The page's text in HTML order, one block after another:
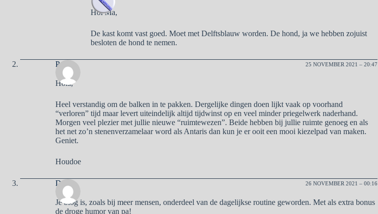
Hoi Ma,
De kast komt vast goed. Moet met Delftsblauw worden. De hond, ja we hebben zojuist
besloten de hond te nemen.
Pa 25 NOVEMBER 2021 – 20:47
Hola,
Heel verstandig om de balken in te pakken. Dergelijke dingen doen lijkt vaak op voorhand
“verloren” tijd maar levert uiteindelijk altijd tijdwinst op en veel minder priegelwerk naderhand.
Morgen veel plezier met jullie nieuwe “ruimtewezen”. Beide hebben bij jullie ruimte genoeg en als
het net zo’n stenenverzamelaar word als Antaris dan kun je er ooit een mooi kiezelpad van maken.
Geniet.
Houdoe
Deb 26 NOVEMBER 2021 – 00:16
Je blog is, zoals bij meer mensen, onderdeel van de dagelijkse routine geworden. Met als extra bonus
de droge humor van pa!